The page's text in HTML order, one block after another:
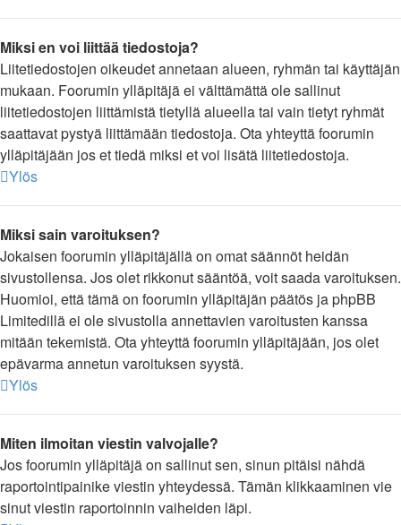
Miksi en voi liittää tiedostoja?
Liitetiedostojen oikeudet annetaan alueen, ryhmän tai käyttäjän
mukaan. Foorumin ylläpitäjä ei välttämättä ole sallinut
liitetiedostojen liittämistä tietyllä alueella tai vain tietyt ryhmät
saattavat pystyä liittämään tiedostoja. Ota yhteyttä foorumin
ylläpitäjään jos et tiedä miksi et voi lisätä liitetiedostoja.
Ylös
Miksi sain varoituksen?
Jokaisen foorumin ylläpitäjällä on omat säännöt heidän
sivustollensa. Jos olet rikkonut sääntöä, voit saada varoituksen.
Huomioi, että tämä on foorumin ylläpitäjän päätös ja phpBB
Limitedillä ei ole sivustolla annettavien varoitusten kanssa
mitään tekemistä. Ota yhteyttä foorumin ylläpitäjään, jos olet
epävarma annetun varoituksen syystä.
Ylös
Miten ilmoitan viestin valvojalle?
Jos foorumin ylläpitäjä on sallinut sen, sinun pitäisi nähdä
raportointipainike viestin yhteydessä. Tämän klikkaaminen vie
sinut viestin raportoinnin vaiheiden läpi.